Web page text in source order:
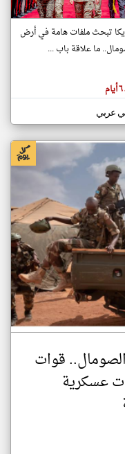
الدولة
على مدار الساعة
العاجلة والمباشرة
تبحث ملفات هامة في أرض
ما علاقة باب ...
عربي
قوات
عسكرية